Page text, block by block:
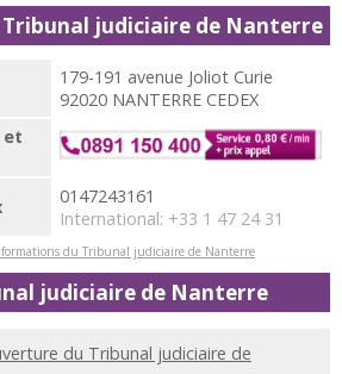
Tribunal judiciaire de Nanterre
179-191 avenue Joliot Curie
92020 NANTERRE CEDEX
et
0147243161
International: +33 1 47 24 31
du Tribunal judiciaire de Nanterre
judiciaire de Nanterre
du Tribunal judiciaire de